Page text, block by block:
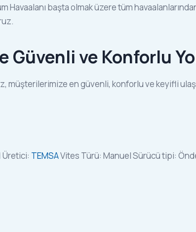
Havaalanı başta olmak üzere tüm
Güvenli ve Konforlu
müşterilerimize en güvenli, konforlu ve keyifli
Üretici: TEMSAVites Türü: ManuelSürücü tipi: